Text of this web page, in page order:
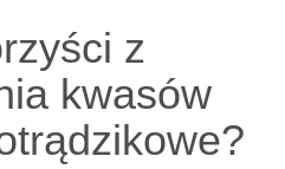
z
kwasów